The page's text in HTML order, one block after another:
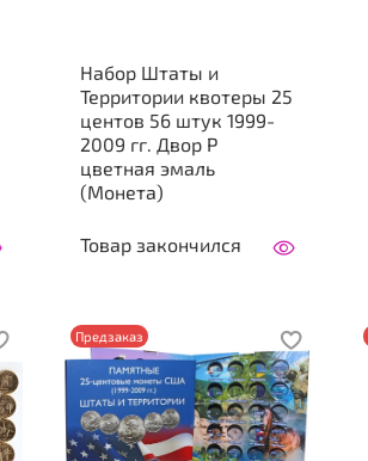
Набор Штаты и
Территории квотеры 25
центов 56 штук 1999-
2009 гг. Двор P
цветная эмаль
(Монета)
Товар закончился
Предзаказ